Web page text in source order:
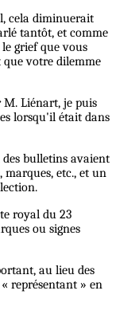
cela diminuerait
tantôt, et comme
grief que vous
votre dilemme
Liénart, je puis
lorsqu'il était dans
bulletins avaient
marques, etc., et un
royal du 23
ou signes
au lieu des
représentant » en